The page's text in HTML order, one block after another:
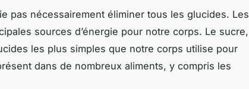
pas nécessairement éliminer tous les glucides. Les
sources d’énergie pour notre corps. Le sucre,
les plus simples que notre corps utilise pour
dans de nombreux aliments, y compris les